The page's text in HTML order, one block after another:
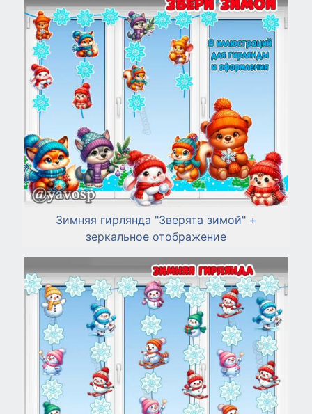
Зимняя гирлянда "Зверята зимой" +
зеркальное отображение